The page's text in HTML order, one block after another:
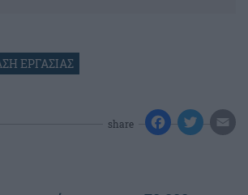
ΕΡΓΑΣΙΑΣ
share